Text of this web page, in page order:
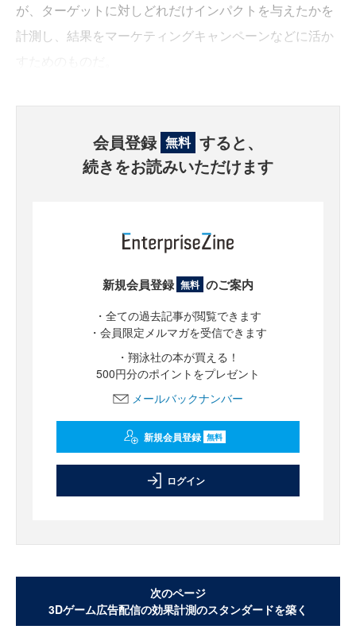
が、ターゲットに対しどれだけインパクトを与えたかを
計測し、結果をマーケティングキャンペーンなどに活か
会員登録 無料 すると、
続きをお読みいただけます
新規会員登録 無料 のご案内
・全ての過去記事が閲覧できます
・会員限定メルマガを受信できます
・翔泳社の本が買える！
500円分のポイントをプレゼント
メールバックナンバー
新規会員登録 無料
ログイン
次のページ
3Dゲーム広告配信の効果計測のスタンダードを築く